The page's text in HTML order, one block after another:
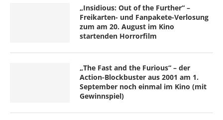
„Insidious: Out of the Further“ –
Freikarten- und Fanpakete-Verlosung
zum am 20. August im Kino
startenden Horrorfilm
„The Fast and the Furious“ – der
Action-Blockbuster aus 2001 am 1.
September noch einmal im Kino (mit
Gewinnspiel)